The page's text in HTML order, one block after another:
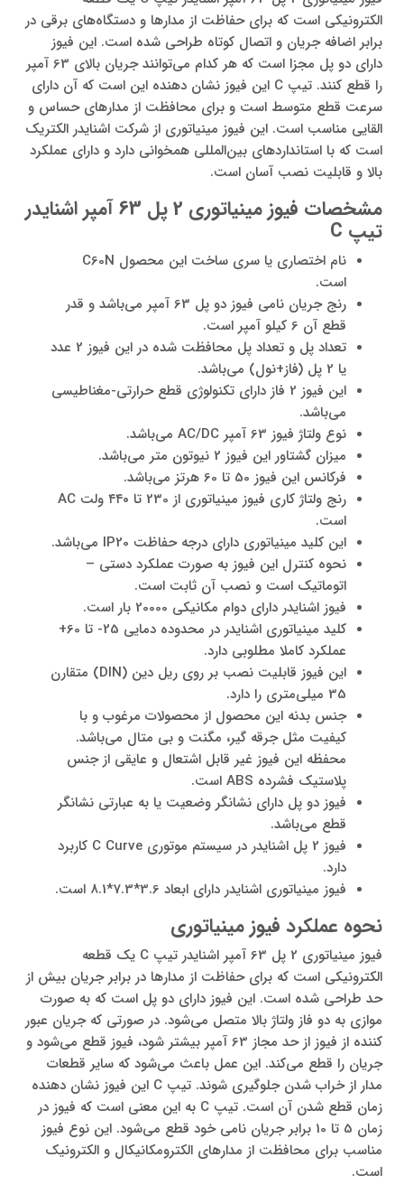
الکترونیکی است که برای حفاظت از مدارها و دستگاه‌های برقی در
برابر اضافه جریان و اتصال کوتاه طراحی شده است. این فیوز
دارای دو پل مجزا است که هر کدام می‌توانند جریان بالای 63 آمپر
را قطع کنند. تیپ C این فیوز نشان دهنده این است که آن دارای
سرعت قطع متوسط است و برای محافظت از مدارهای حساس و
القایی مناسب است. این فیوز مینیاتوری از شرکت اشنایدر الکتریک
است که با استانداردهای بین‌المللی همخوانی دارد و دارای عملکرد
بالا و قابلیت نصب آسان است.
مشخصات فیوز مینیاتوری 2 پل 63 آمپر اشنایدر
تیپ C
نام اختصاری یا سری ساخت این محصول C60N
است.
رنج جریان نامی فیوز دو پل 63 آمپر می‌باشد و قدر
قطع آن 6 کیلو آمپر است.
تعداد پل و تعداد پل محافظت شده در این فیوز 2 عدد
یا 2 پل (فاز+نول) می‌باشد.
این فیوز 2 فاز دارای تکنولوژی قطع حرارتی-مغناطیسی
می‌باشد.
نوع ولتاژ فیوز 63 آمپر AC/DC می‌باشد.
میزان گشتاور این فیوز 2 نیوتون متر می‌باشد.
فرکانس این فیوز 50 تا 60 هرتز می‌باشد.
رنج ولتاژ کاری فیوز مینیاتوری از 230 تا ۴۴۰ ولت AC
است.
این کلید مینیاتوری دارای درجه حفاظت IP20 می‌باشد.
نحوه کنترل این فیوز به صورت عملکرد دستی –
اتوماتیک است و نصب آن ثابت است.
فیوز اشنایدر دارای دوام مکانیکی 20000 بار است.
کلید مینیاتوری اشنایدر در محدوده دمایی 25- تا 60+
عملکرد کاملا مطلوبی دارد.
این فیوز قابلیت نصب بر روی ریل دین (DIN) متقارن
35 میلی‌متری را دارد.
جنس بدنه این محصول از محصولات مرغوب و با
کیفیت مثل جرقه گیر، مگنت و بی متال می‌باشد.
محفظه این فیوز غیر قابل اشتعال و عایقی از جنس
پلاستیک فشرده ABS است.
فیوز دو پل دارای نشانگر وضعیت یا به عبارتی نشانگر
قطع می‌باشد.
فیوز 2 پل اشنایدر در سیستم موتوری C Curve کاربرد
دارد.
فیوز مینیاتوری اشنایدر دارای ابعاد 3.6*7.3*8.1 است.
نحوه عملکرد فیوز مینیاتوری
فیوز مینیاتوری 2 پل 63 آمپر اشنایدر تیپ C یک قطعه
الکترونیکی است که برای حفاظت از مدارها در برابر جریان بیش از
حد طراحی شده است. این فیوز دارای دو پل است که به صورت
موازی به دو فاز ولتاژ بالا متصل می‌شود. در صورتی که جریان عبور
کننده از فیوز از حد مجاز 63 آمپر بیشتر شود، فیوز قطع می‌شود و
جریان را قطع می‌کند. این عمل باعث می‌شود که سایر قطعات
مدار از خراب شدن جلوگیری شوند. تیپ C این فیوز نشان دهنده
زمان قطع شدن آن است. تیپ C به این معنی است که فیوز در
زمان 5 تا 10 برابر جریان نامی خود قطع می‌شود. این نوع فیوز
مناسب برای محافظت از مدارهای الکترومکانیکال و الکترونیک
است.